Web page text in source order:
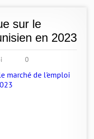
sur le
en 2023
0